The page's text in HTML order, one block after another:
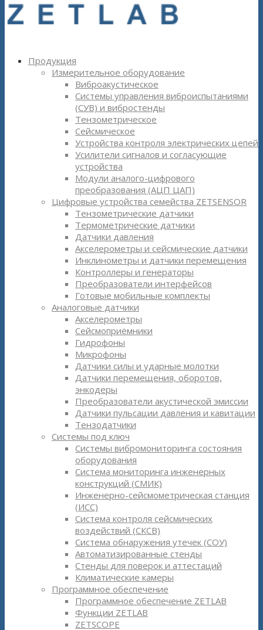
Продукция
Измерительное оборудование
Виброакустическое
Системы управления виброиспытаниями
(СУВ) и вибростенды
Тензометрическое
Сейсмическое
Устройства контроля электрических цепей
Усилители сигналов и согласующие
устройства
Модули аналого-цифрового
преобразования (АЦП ЦАП)
Цифровые устройства семейства ZETSENSOR
Тензометрические датчики
Термометрические датчики
Датчики давления
Акселерометры и сейсмические датчики
Инклинометры и датчики перемещения
Контроллеры и генераторы
Преобразователи интерфейсов
Готовые мобильные комплекты
Аналоговые датчики
Акселерометры
Сейсмоприёмники
Гидрофоны
Микрофоны
Датчики силы и ударные молотки
Датчики перемещения, оборотов,
энкодеры
Преобразователи акустической эмиссии
Датчики пульсации давления и кавитации
Тензодатчики
Системы под ключ
Системы вибромониторинга состояния
оборудования
Система мониторинга инженерных
конструкций (СМИК)
Инженерно-сейсмометрическая станция
(ИСС)
Система контроля сейсмических
воздействий (СКСВ)
Система обнаружения утечек (СОУ)
Автоматизированные стенды
Стенды для поверок и аттестаций
Климатические камеры
Программное обеспечение
Программное обеспечение ZETLAB
Функции ZETLAB
ZETSCOPE